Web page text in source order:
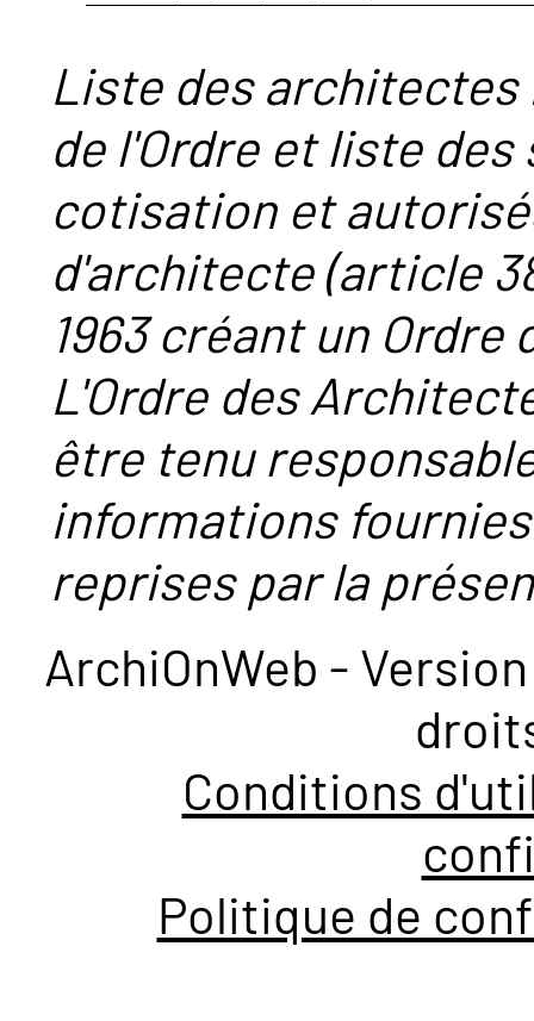
Liste des
de l'Ordre et liste
cotisation et
d'architecte (article
1963 créant un
L'Ordre des
être tenu
informations
reprises par la
ArchiOnWeb -
Conditions
Politique de